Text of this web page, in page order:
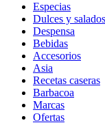
Especias
Dulces y salados
Despensa
Bebidas
Accesorios
Asia
Recetas caseras
Barbacoa
Marcas
Ofertas